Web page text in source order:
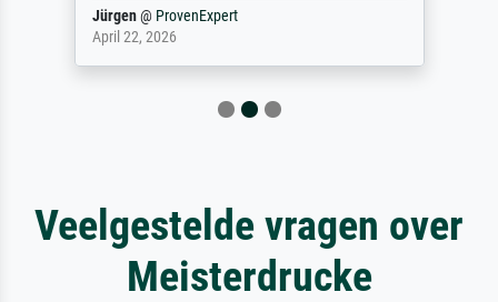
Jürgen@ ProvenExpert
April 22, 2026
Veelgestelde vragen over
Meisterdrucke